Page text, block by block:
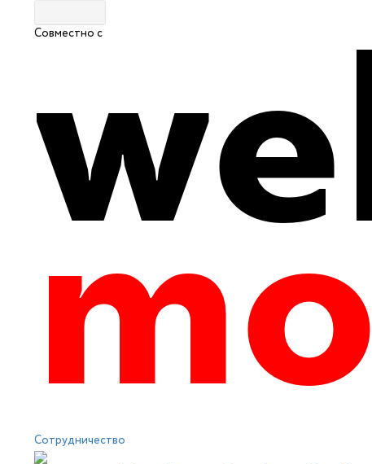
Совместно с
Сотрудничество
Путеводитель |Культура и история